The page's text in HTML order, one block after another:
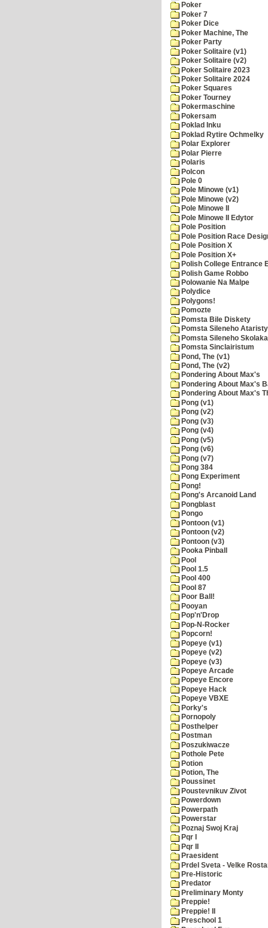
Poker
Poker 7
Poker Dice
Poker Machine, The
Poker Party
Poker Solitaire (v1)
Poker Solitaire (v2)
Poker Solitaire 2023
Poker Solitaire 2024
Poker Squares
Poker Tourney
Pokermaschine
Pokersam
Poklad Inku
Poklad Rytire Ochmelky
Polar Explorer
Polar Pierre
Polaris
Polcon
Pole 0
Pole Minowe (v1)
Pole Minowe (v2)
Pole Minowe II
Pole Minowe II Edytor
Pole Position
Pole Position Race
Pole Position X
Pole Position X+
Polish College Entrance
Polish Game Robbo
Polowanie Na Malpe
Polydice
Polygons!
Pomozte
Pomsta Bile Diskety
Pomsta Sileneho Ataristy
Pomsta Sileneho Skolaka
Pomsta Sinclairistum
Pond, The (v1)
Pond, The (v2)
Pondering About Max's
Pondering About Max's
Pondering About Max's
Pong (v1)
Pong (v2)
Pong (v3)
Pong (v4)
Pong (v5)
Pong (v6)
Pong (v7)
Pong 384
Pong Experiment
Pong!
Pong's Arcanoid Land
Pongblast
Pongo
Pontoon (v1)
Pontoon (v2)
Pontoon (v3)
Pooka Pinball
Pool
Pool 1.5
Pool 400
Pool 87
Poor Ball!
Pooyan
Pop'n'Drop
Pop-N-Rocker
Popcorn!
Popeye (v1)
Popeye (v2)
Popeye (v3)
Popeye Arcade
Popeye Encore
Popeye Hack
Popeye VBXE
Porky's
Pornopoly
Posthelper
Postman
Poszukiwacze
Pothole Pete
Potion
Potion, The
Poussinet
Poustevnikuv Zivot
Powerdown
Powerpath
Powerstar
Poznaj Swoj Kraj
Pqr I
Pqr II
Praesident
Prdel Sveta - Velke
Pre-Historic
Predator
Preliminary Monty
Preppie!
Preppie! II
Preschool 1